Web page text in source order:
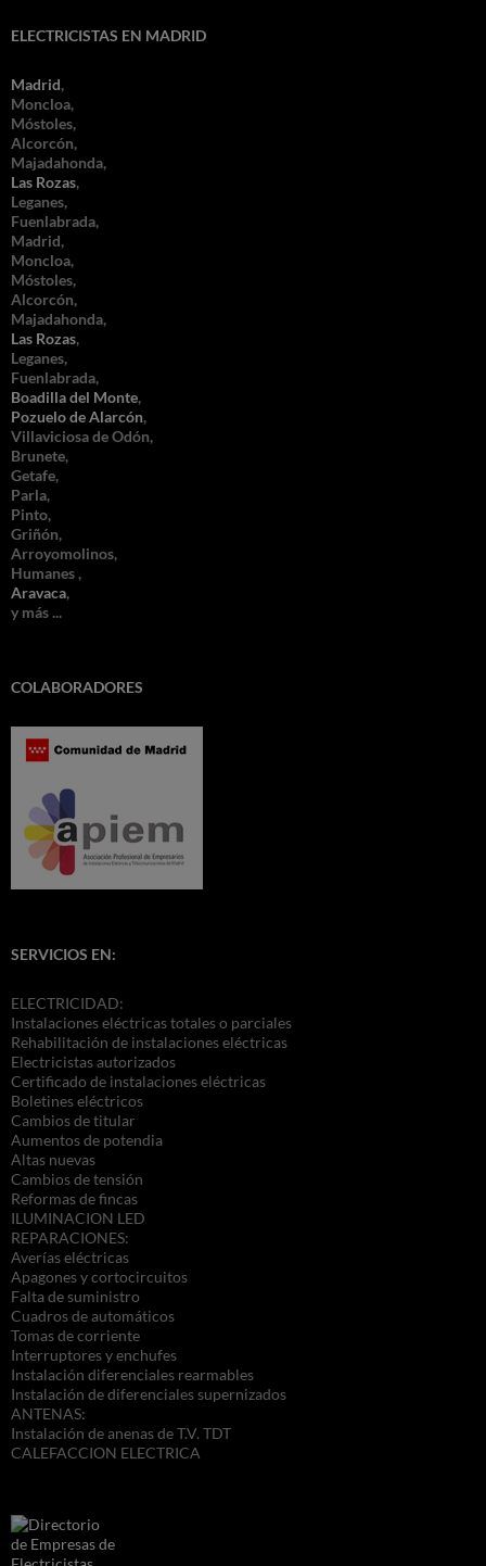
ELECTRICISTAS EN MADRID
Madrid,
Moncloa,
Móstoles,
Alcorcón,
Majadahonda,
Las Rozas,
Leganes,
Fuenlabrada,
Madrid,
Moncloa,
Móstoles,
Alcorcón,
Majadahonda,
Las Rozas,
Leganes,
Fuenlabrada,
Boadilla del Monte,
Pozuelo de Alarcón,
Villaviciosa de Odón,
Brunete,
Getafe,
Parla,
Pinto,
Griñón,
Arroyomolinos,
Humanes ,
Aravaca,
y más ...
COLABORADORES
SERVICIOS EN:
ELECTRICIDAD:
Instalaciones eléctricas totales o parciales
Rehabilitación de instalaciones eléctricas
Electricistas autorizados
Certificado de instalaciones eléctricas
Boletines eléctricos
Cambios de titular
Aumentos de potendia
Altas nuevas
Cambios de tensión
Reformas de fincas
ILUMINACION LED
REPARACIONES:
Averías eléctricas
Apagones y cortocircuitos
Falta de suministro
Cuadros de automáticos
Tomas de corriente
Interruptores y enchufes
Instalación diferenciales rearmables
Instalación de diferenciales supernizados
ANTENAS:
Instalación de anenas de T.V. TDT
CALEFACCION ELECTRICA